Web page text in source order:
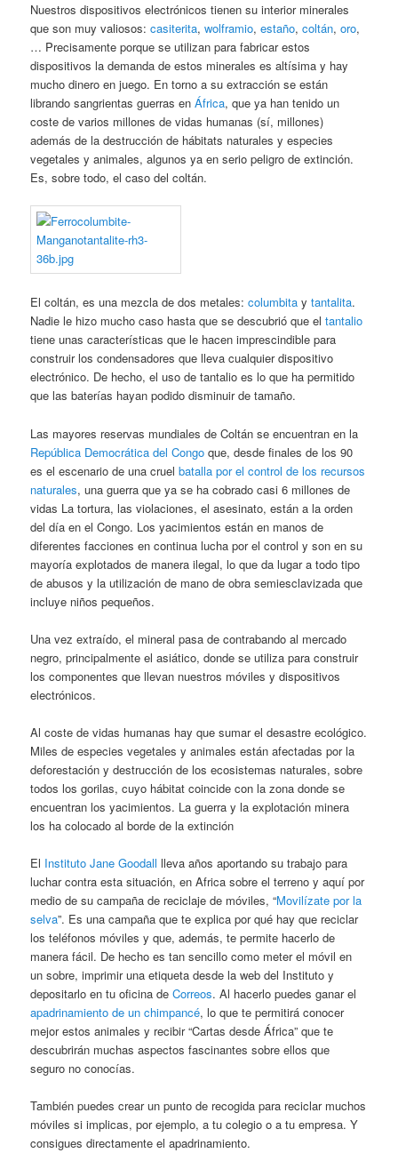
Nuestros dispositivos electrónicos tienen su interior minerales
que son muy valiosos:casiterita,wolframio,estaño,coltán,oro,
… Precisamente porque se utilizan para fabricar estos
dispositivos la demanda de estos minerales es altísima y hay
mucho dinero en juego. En torno a su extracción se están
librando sangrientas guerras enÁfrica, que ya han tenido un
coste de varios millones de vidas humanas (sí, millones)
además de la destrucción de hábitats naturales y especies
vegetales y animales, algunos ya en serio peligro de extinción.
Es, sobre todo, el caso del coltán.
El coltán, es una mezcla de dos metales:columbita ytantalita.
Nadie le hizo mucho caso hasta que se descubrió que eltantalio
tiene unas características que le hacen imprescindible para
construir los condensadores que lleva cualquier dispositivo
electrónico. De hecho, el uso de tantalio es lo que ha permitido
que las baterías hayan podido disminuir de tamaño.
Las mayores reservas mundiales de Coltán se encuentran en la
República Democrática del Congo que, desde finales de los 90
es el escenario de una cruelbatalla por el control de los recursos
naturales, una guerra que ya se ha cobrado casi 6 millones de
vidas La tortura, las violaciones, el asesinato, están a la orden
del día en el Congo. Los yacimientos están en manos de
diferentes facciones en continua lucha por el control y son en su
mayoría explotados de manera ilegal, lo que da lugar a todo tipo
de abusos y la utilización de mano de obra semiesclavizada que
incluye niños pequeños.
Una vez extraído, el mineral pasa de contrabando al mercado
negro, principalmente el asiático, donde se utiliza para construir
los componentes que llevan nuestros móviles y dispositivos
electrónicos.
Al coste de vidas humanas hay que sumar el desastre ecológico.
Miles de especies vegetales y animales están afectadas por la
deforestación y destrucción de los ecosistemas naturales, sobre
todos los gorilas, cuyo hábitat coincide con la zona donde se
encuentran los yacimientos. La guerra y la explotación minera
los ha colocado al borde de la extinción
El Instituto Jane Goodall lleva años aportando su trabajo para
luchar contra esta situación, en Africa sobre el terreno y aquí por
medio de su campaña de reciclaje de móviles, “Movilízate por la
selva”. Es una campaña que te explica por qué hay que reciclar
los teléfonos móviles y que, además, te permite hacerlo de
manera fácil. De hecho es tan sencillo como meter el móvil en
un sobre, imprimir una etiqueta desde la web del Instituto y
depositarlo en tu oficina deCorreos. Al hacerlo puedes ganar el
apadrinamiento de un chimpancé, lo que te permitirá conocer
mejor estos animales y recibir “Cartas desde África” que te
descubrirán muchas aspectos fascinantes sobre ellos que
seguro no conocías.
También puedes crear un punto de recogida para reciclar muchos
móviles si implicas, por ejemplo, a tu colegio o a tu empresa. Y
consigues directamente el apadrinamiento.